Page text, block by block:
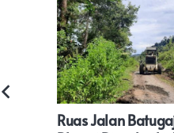
Ruas Jalan